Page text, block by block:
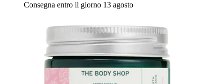
Consegna entro il giorno 13 agosto